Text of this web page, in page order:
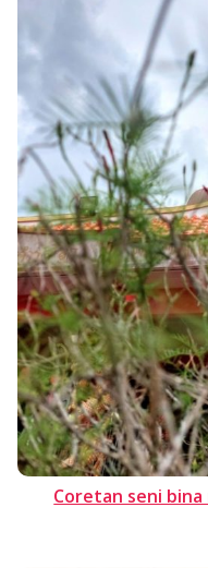
Coretan seni